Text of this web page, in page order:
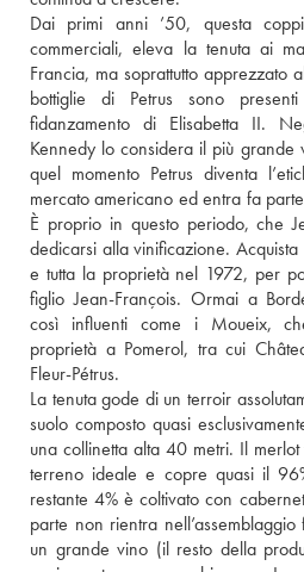
Dai primi anni ’50, questa
commerciali, eleva la tenuta ai
Francia, ma soprattutto apprezzato
bottiglie di Petrus sono
fidanzamento di Elisabetta II.
Kennedy lo considera il più grande
quel momento Petrus diventa
mercato americano ed entra fa
È proprio in questo periodo, che
dedicarsi alla vinificazione.
e tutta la proprietà nel 1972, per
figlio Jean-François. Ormai a
così influenti come i Moueix,
proprietà a Pomerol, tra cui
Fleur-Pétrus.
La tenuta gode di un terroir
suolo composto quasi
una collinetta alta 40 metri. Il
terreno ideale e copre quasi il
restante 4% è coltivato con
parte non rientra
un grande vino (il resto della